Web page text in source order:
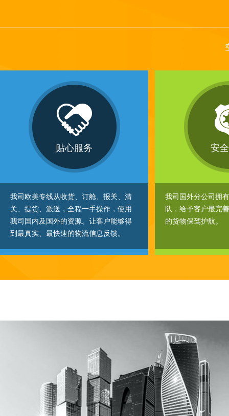
贴心服务
我司欧美专线从收货、订舱、报关、清
关、提货、派送，全程一手操作，使用
我司国内及国外的资源。让客户能够得
到最真实、最快速的物流信息反馈。
安
我司国外分公司拥
队，给予客户最完
的货物保驾护航。